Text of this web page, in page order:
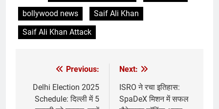
bollywood news
Saif Ali Khan
Saif Ali Khan Attack
Previous:
Delhi Election 2025
Schedule: दिल्ली में 5
Next:
ISRO ने रचा इतिहास:
SpaDeX मिशन में सफल